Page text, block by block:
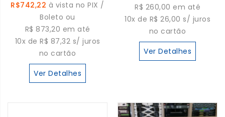
R$742,22 à vista no PIX /
Boleto ou
R$ 873,20 em até
10x de R$ 87,32 s/ juros
no cartão
Ver Detalhes
R$ 260,00 em até
10x de R$ 26,00 s/ juros
no cartão
Ver Detalhes